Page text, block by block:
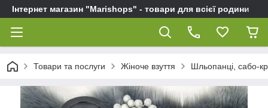
Інтернет магазин "Marishops" - товари для всієї родини
Товари та послуги Жіноче взуття Шльопанці, сабо-